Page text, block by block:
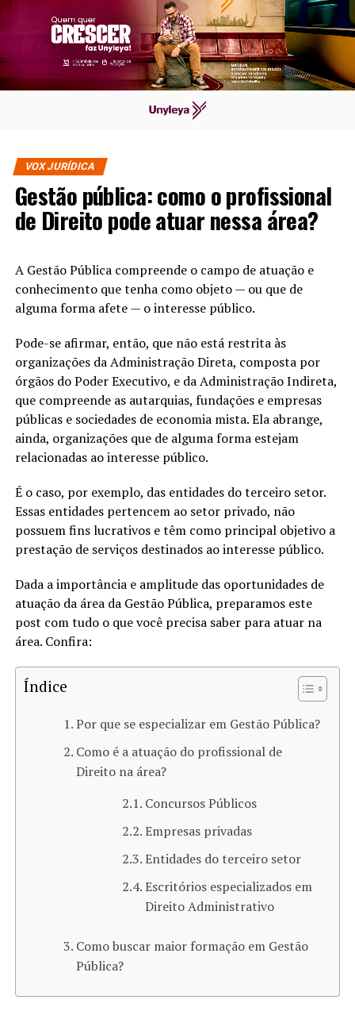
VOX JURÍDICA
Gestão pública: como o profissional
de Direito pode atuar nessa área?
A Gestão Pública compreende o campo de atuação e
conhecimento que tenha como objeto — ou que de
alguma forma afete — o interesse público.
Pode-se afirmar, então, que não está restrita às
organizações da Administração Direta, composta por
órgãos do Poder Executivo, e da Administração Indireta,
que compreende as autarquias, fundações e empresas
públicas e sociedades de economia mista. Ela abrange,
ainda, organizações que de alguma forma estejam
relacionadas ao interesse público.
É o caso, por exemplo, das entidades do terceiro setor.
Essas entidades pertencem ao setor privado, não
possuem fins lucrativos e têm como principal objetivo a
prestação de serviços destinados ao interesse público.
Dada a importância e amplitude das oportunidades de
atuação da área da Gestão Pública, preparamos este
post com tudo o que você precisa saber para atuar na
área. Confira:
Índice
Por que se especializar em Gestão Pública?
Como é a atuação do profissional de
Direito na área?
Concursos Públicos
Empresas privadas
Entidades do terceiro setor
Escritórios especializados em
Direito Administrativo
Como buscar maior formação em Gestão
Pública?